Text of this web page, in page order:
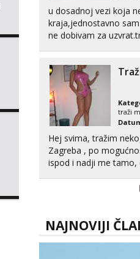
Alisa
Čekam tvoj
Tel:064/
tel:0,93€ -
Žana
064/
tel:0,93€ -
Anita
Čekam tvoj
Tel:064/
Čekam tvoj
Tel:064/
u dosadnoj vezi koja
kraja,jednostavno
ne dobivam za
poljupce po tijelu koji
muskar...
traži
Hej svima, tražim
Zagreba , po mogućnosti
ispod i nadji me tamo,
NAJNOVIJI